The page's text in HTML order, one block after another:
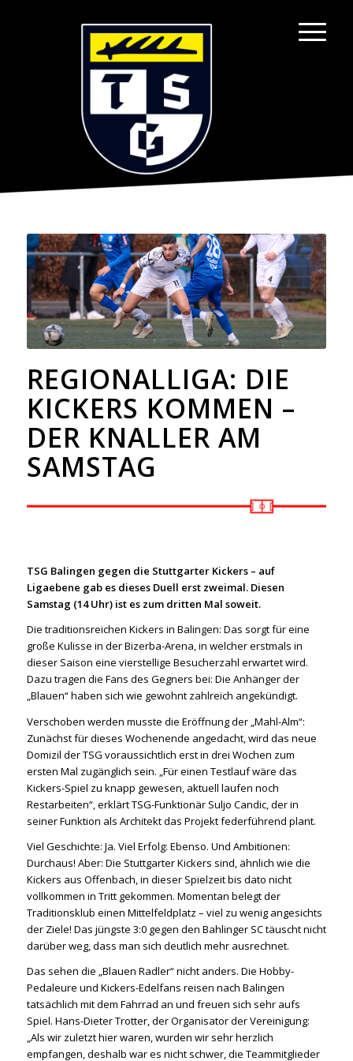
REGIONALLIGA: DIE
KICKERS KOMMEN –
DER KNALLER AM
SAMSTAG
TSG Balingen gegen die Stuttgarter Kickers – auf
Ligaebene gab es dieses Duell erst zweimal. Diesen
Samstag (14 Uhr) ist es zum dritten Mal soweit.
Die traditionsreichen Kickers in Balingen: Das sorgt für eine
große Kulisse in der Bizerba-Arena, in welcher erstmals in
dieser Saison eine vierstellige Besucherzahl erwartet wird.
Dazu tragen die Fans des Gegners bei: Die Anhänger der
„Blauen“ haben sich wie gewohnt zahlreich angekündigt.
Verschoben werden musste die Eröffnung der „Mahl-Alm“:
Zunächst für dieses Wochenende angedacht, wird das neue
Domizil der TSG voraussichtlich erst in drei Wochen zum
ersten Mal zugänglich sein. „Für einen Testlauf wäre das
Kickers-Spiel zu knapp gewesen, aktuell laufen noch
Restarbeiten“, erklärt TSG-Funktionär Suljo Candic, der in
seiner Funktion als Architekt das Projekt federführend plant.
Viel Geschichte: Ja. Viel Erfolg: Ebenso. Und Ambitionen:
Durchaus! Aber: Die Stuttgarter Kickers sind, ähnlich wie die
Kickers aus Offenbach, in dieser Spielzeit bis dato nicht
vollkommen in Tritt gekommen. Momentan belegt der
Traditionsklub einen Mittelfeldplatz – viel zu wenig angesichts
der Ziele! Das jüngste 3:0 gegen den Bahlinger SC täuscht nicht
darüber weg, dass man sich deutlich mehr ausrechnet.
Das sehen die „Blauen Radler“ nicht anders. Die Hobby-
Pedaleure und Kickers-Edelfans reisen nach Balingen
tatsächlich mit dem Fahrrad an und freuen sich sehr aufs
Spiel. Hans-Dieter Trotter, der Organisator der Vereinigung:
„Als wir zuletzt hier waren, wurden wir sehr herzlich
empfangen, deshalb war es nicht schwer, die Teammitglieder